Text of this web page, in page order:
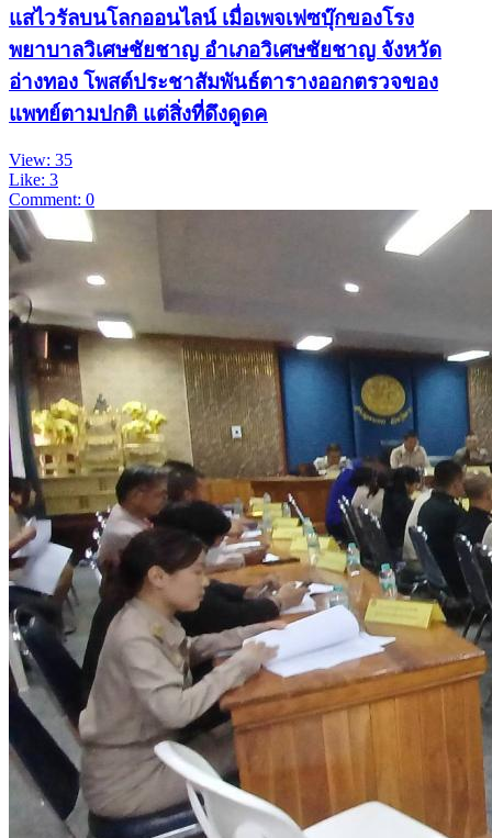
แสไวรัลบนโลกออนไลน์ เมื่อเพจเฟซบุ๊กของโรง
พยาบาลวิเศษชัยชาญ อำเภอวิเศษชัยชาญ จังหวัด
อ่างทอง โพสต์ประชาสัมพันธ์ตารางออกตรวจของ
แพทย์ตามปกติ แต่สิ่งที่ดึงดูดค
View: 35
Like: 3
Comment: 0